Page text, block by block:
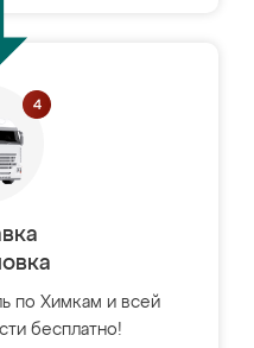
по Химкам и всей
бесплатно!